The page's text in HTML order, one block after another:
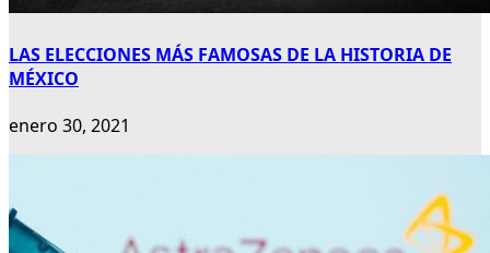
LAS ELECCIONES MÁS FAMOSAS DE LA HISTORIA DE
MÉXICO
enero 30, 2021